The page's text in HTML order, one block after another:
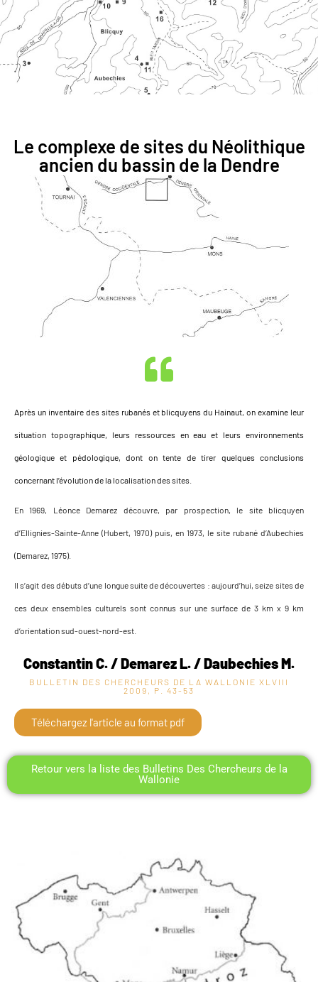
Le complexe de sites du Néolithique
ancien du bassin de la Dendre
Après un inventaire des sites rubanés et blicquyens du Hainaut, on examine leur
situation topographique, leurs ressources en eau et leurs environnements
géologique et pédologique, dont on tente de tirer quelques conclusions
concernant l’évolution de la localisation des sites.
En 1969, Léonce Demarez découvre, par prospection, le site blicquyen
d’Ellignies-Sainte-Anne (Hubert, 1970) puis, en 1973, le site rubané d’Aubechies
(Demarez, 1975).
Il s’agit des débuts d’une longue suite de découvertes : aujourd’hui, seize sites de
ces deux ensembles culturels sont connus sur une surface de 3 km x 9 km
d’orientation sud-ouest-nord-est.
Constantin C. / Demarez L. / Daubechies M.
BULLETIN DES CHERCHEURS DE LA WALLONIE XLVIII
2009, P. 43-53
Téléchargez l'article au format pdf
Retour vers la liste des Bulletins Des Chercheurs de la
Wallonie